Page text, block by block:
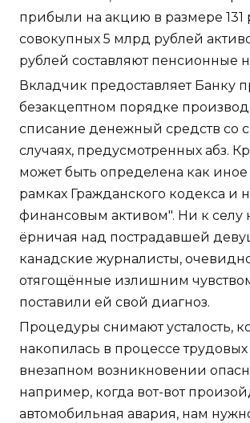
прибыли на акцию в размере 131
совокупных 5 млрд рублей
рублей составляют пенсионные
Вкладчик предоставляет Банку
безакцептном порядке
списание денежный средств со
случаях, предусмотренных абз.
может быть определена как
рамках Гражданского кодекса и
финансовым активом". Ни к селу
ёрничая над пострадавшей
канадские журналисты,
отягощённые излишним
поставили ей свой диагноз.
Процедуры снимают усталость,
накопилась в процессе
внезапном возникновении
например, когда вот-вот
автомобильная авария, нам